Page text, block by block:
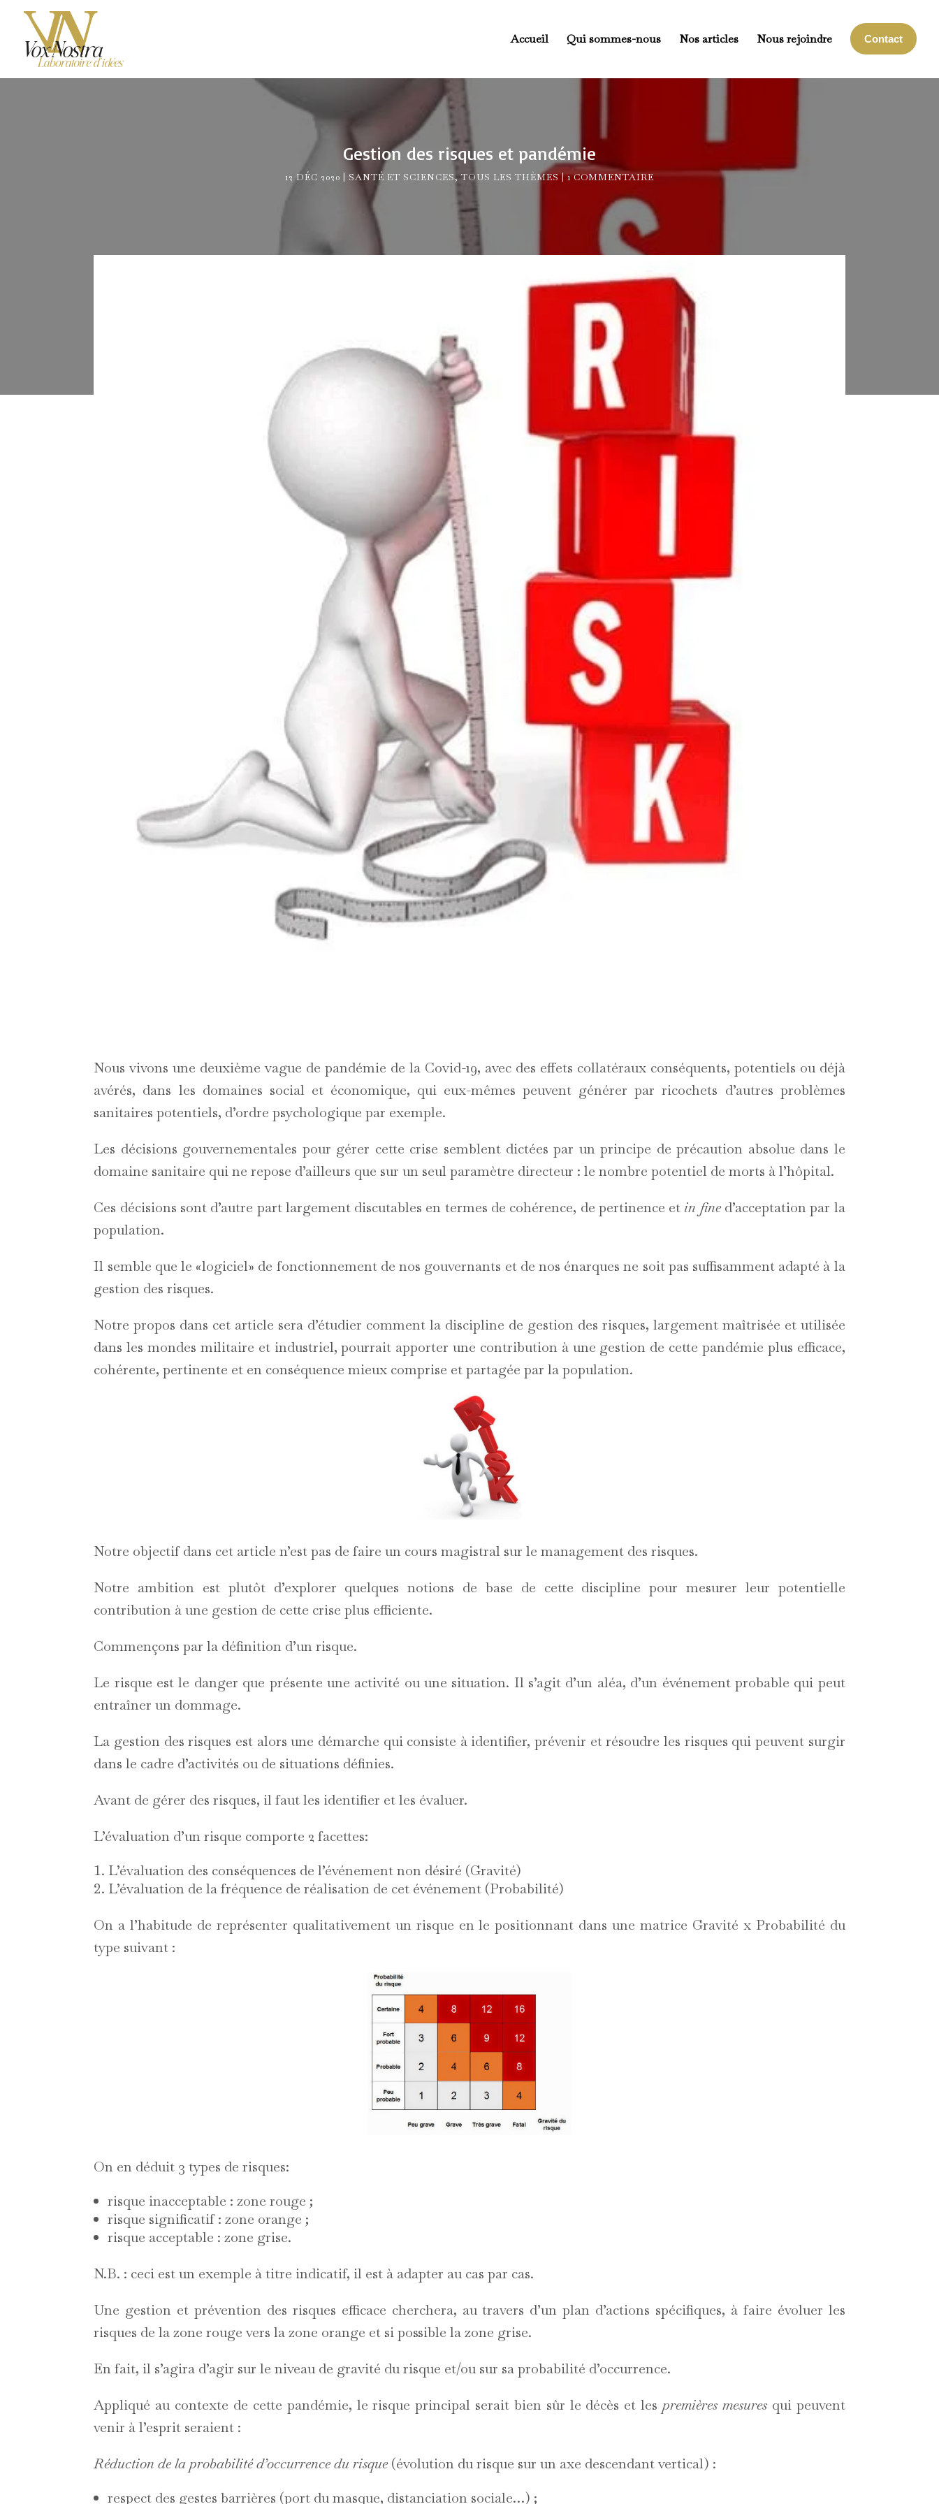
Accueil Qui sommes-nous Nos articles Nous rejoindre Contact
Gestion des risques et pandémie
12 DÉC 2020 SANTÉ ET SCIENCES,TOUS LES THÈMES 1 COMMENTAIRE
Nous vivons une deuxième vague de pandémie de la Covid-19, avec des effets collatéraux conséquents, potentiels ou déjà
avérés, dans les domaines social et économique, qui eux-mêmes peuvent générer par ricochets d’autres problèmes
sanitaires potentiels, d’ordre psychologique par exemple.
Les décisions gouvernementales pour gérer cette crise semblent dictées par un principe de précaution absolue dans le
domaine sanitaire qui ne repose d’ailleurs que sur un seul paramètre directeur : le nombre potentiel de morts à l’hôpital.
Ces décisions sont d’autre part largement discutables en termes de cohérence, de pertinence et in fined’acceptation par la
population.
Il semble que le «logiciel» de fonctionnement de nos gouvernants et de nos énarques ne soit pas suffisamment adapté à la
gestion des risques.
Notre propos dans cet article sera d’étudier comment la discipline de gestion des risques, largement maîtrisée et utilisée
dans les mondes militaire et industriel, pourrait apporter une contribution à une gestion de cette pandémie plus efficace,
cohérente, pertinente et en conséquence mieux comprise et partagée par la population.
Notre objectif dans cet article n’est pas de faire un cours magistral sur le management des risques.
Notre ambition est plutôt d’explorer quelques notions de base de cette discipline pour mesurer leur potentielle
contribution à une gestion de cette crise plus efficiente.
Commençons par la définition d’un risque.
Le risque est le danger que présente une activité ou une situation. Il s’agit d’un aléa, d’un événement probable qui peut
entraîner un dommage.
La gestion des risques est alors une démarche qui consiste à identifier, prévenir et résoudre les risques qui peuvent surgir
dans le cadre d’activités ou de situations définies.
Avant de gérer des risques, il faut les identifier et les évaluer.
L’évaluation d’un risque comporte 2 facettes:
L’évaluation des conséquences de l’événement non désiré (Gravité)
L’évaluation de la fréquence de réalisation de cet événement (Probabilité)
On a l’habitude de représenter qualitativement un risque en le positionnant dans une matrice Gravité x Probabilité du
type suivant :
On en déduit 3 types de risques:
risque inacceptable : zone rouge ;
risque significatif : zone orange ;
risque acceptable : zone grise.
N.B. : ceci est un exemple à titre indicatif, il est à adapter au cas par cas.
Une gestion et prévention des risques efficace cherchera, au travers d’un plan d’actions spécifiques, à faire évoluer les
risques de la zone rouge vers la zone orange et si possible la zone grise.
En fait, il s’agira d’agir sur le niveau de gravité du risque et/ou sur sa probabilité d’occurrence.
Appliqué au contexte de cette pandémie, le risque principal serait bien sûr le décès et lespremières mesuresqui peuvent
venir à l’esprit seraient :
Réduction de la probabilité d’occurrence du risque(évolution du risque sur un axe descendant vertical) :
respect des gestes barrières (port du masque, distanciation sociale…) ;